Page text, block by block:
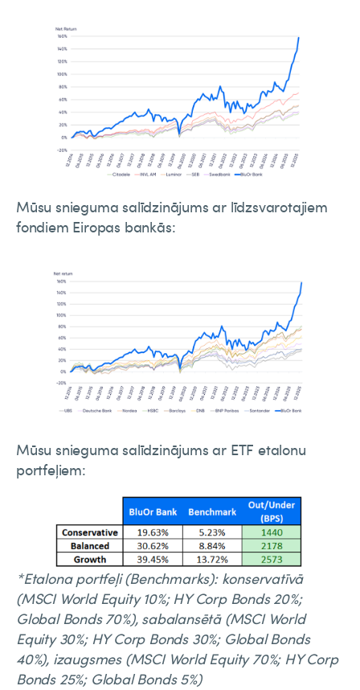
Mūsu snieguma salīdzinājums ar līdzsvarotajiem
fondiem Eiropas bankās:
Mūsu snieguma salīdzinājums ar ETF etalonu
portfeļiem:
*Etalona portfeļi (Benchmarks): konservatīvā
(MSCI World Equity 10%; HY Corp Bonds 20%;
Global Bonds 70%), sabalansētā (MSCI World
Equity 30%; HY Corp Bonds 30%; Global Bonds
40%), izaugsmes (MSCI World Equity 70%; HY Corp
Bonds 25%; Global Bonds 5%)